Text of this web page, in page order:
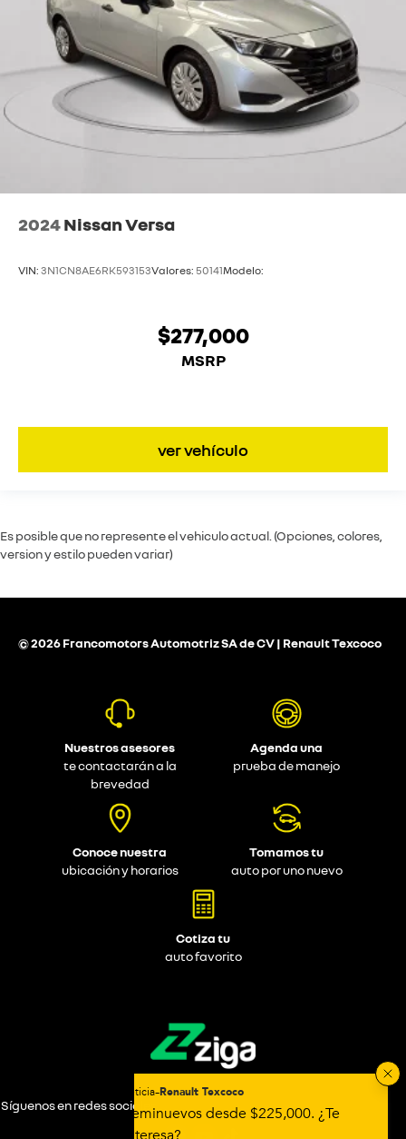
2024Nissan Versa
VIN: 3N1CN8AE6RK593153Valores: 50141Modelo:
$277,000
MSRP
ver vehículo
Es posible que no represente el vehiculo actual. (Opciones, colores,
version y estilo pueden variar)
© 2026 Francomotors Automotriz SA de CV | Renault Texcoco
Nuestros asesores
te contactarán a la
brevedad
Agenda una
prueba de manejo
Conoce nuestra
ubicación y horarios
Tomamos tu
auto por uno nuevo
Cotiza tu
auto favorito
Síguenos en redes sociales